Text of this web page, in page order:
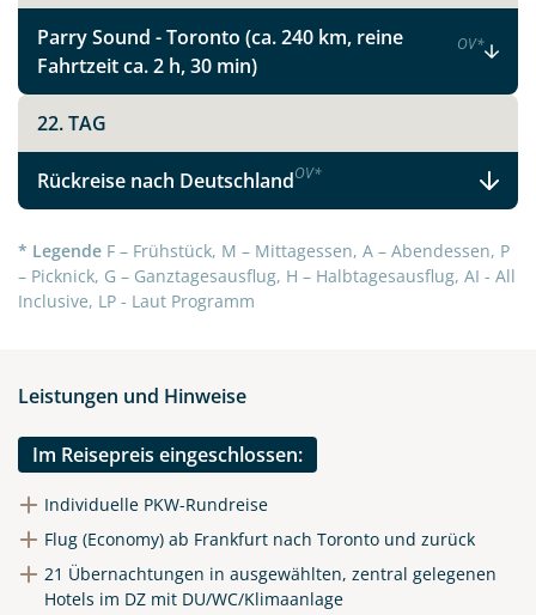
Parry Sound - Toronto (ca. 240 km, reine
Fahrtzeit ca. 2 h, 30 min)
OV*
22. TAG
Rückreise nach DeutschlandOV*
* Legende F – Frühstück, M – Mittagessen, A – Abendessen, P
– Picknick, G – Ganztagesausflug, H – Halbtagesausflug, AI - All
Inclusive, LP - Laut Programm
Leistungen und Hinweise
Im Reisepreis eingeschlossen:
Individuelle PKW-Rundreise
Flug (Economy) ab Frankfurt nach Toronto und zurück
21 Übernachtungen in ausgewählten, zentral gelegenen
Hotels im DZ mit DU/WC/Klimaanlage